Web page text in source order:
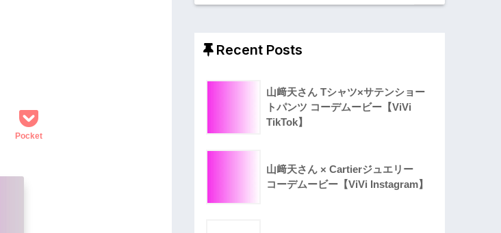
Pocket
Recent Posts
山﨑天さん Tシャツ×サテンショー
トパンツ コーデムービー【ViVi
TikTok】
山﨑天さん × Cartierジュエリー
コーデムービー【ViVi Instagram】